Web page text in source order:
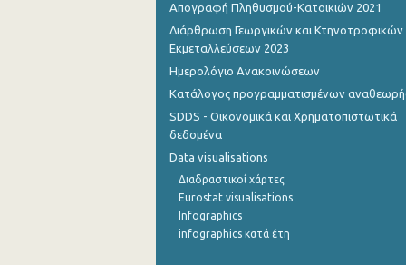
Απριλίου 2022
Φεβρουαρίου 2022
Ιανουαρίου 2022
Δεκεμβρίου 2021
Νοεμβρίου 2021
Απογραφή Πληθυσμού-Κατοικιών 2021
Διάρθρωση Γεωργικών και Κτηνοτροφικών
Εκμεταλλεύσεων 2023
Ημερολόγιο Ανακοινώσεων
Κατάλογος προγραμματισμένων
SDDS - Οικονομικά και Χρηματοπιστωτικά
δεδομένα
Data visualisations
Διαδραστικοί χάρτες
Eurostat visualisations
Infographics
infographics κατά έτη